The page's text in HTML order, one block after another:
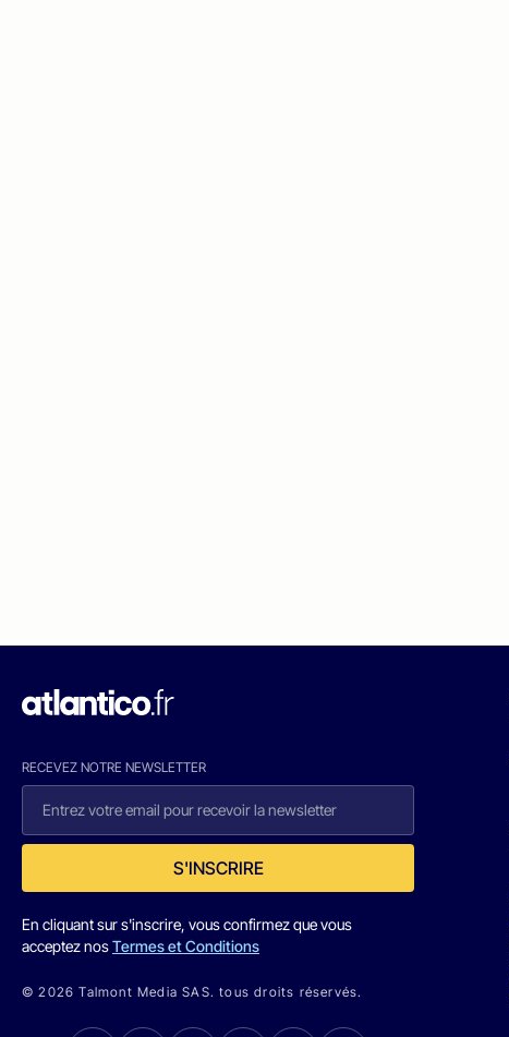
RECEVEZ NOTRE NEWSLETTER
S'INSCRIRE
En cliquant sur s'inscrire, vous confirmez que vous
acceptez nosTermes et Conditions
© 2026 Talmont Media SAS. tous droits réservés.